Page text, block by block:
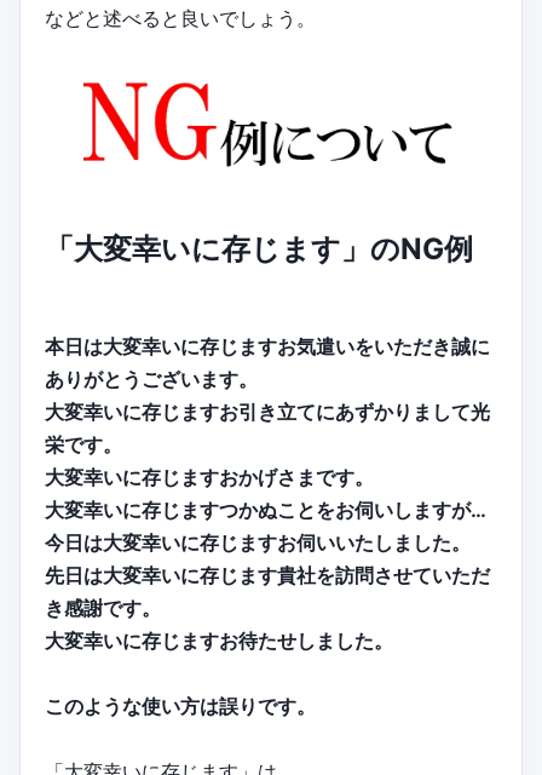
などと述べると良いでしょう。
「大変幸いに存じます」のNG例
本日は大変幸いに存じますお気遣いをいただき誠に
ありがとうございます。
大変幸いに存じますお引き立てにあずかりまして光
栄です。
大変幸いに存じますおかげさまです。
大変幸いに存じますつかぬことをお伺いしますが…
今日は大変幸いに存じますお伺いいたしました。
先日は大変幸いに存じます貴社を訪問させていただ
き感謝です。
大変幸いに存じますお待たせしました。
このような使い方は誤りです。